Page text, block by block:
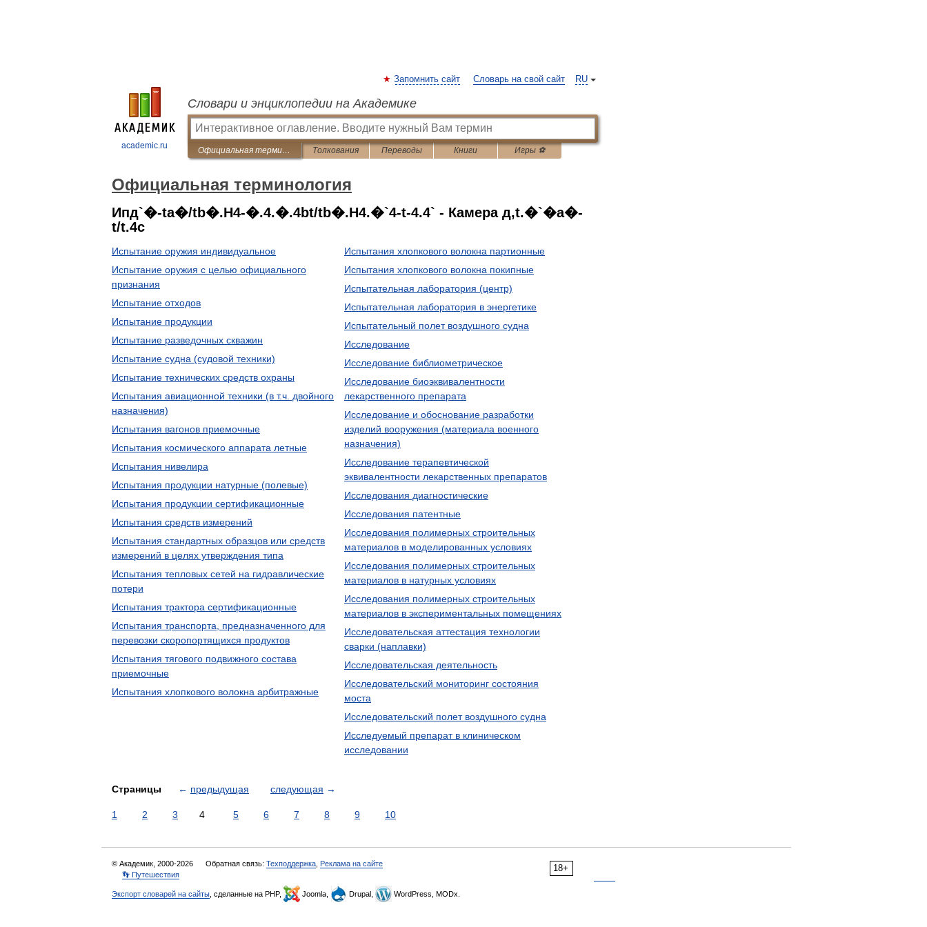
academic.ru
RU
Запомнить сайт Словарь на свой сайт
Словари и энциклопедии на Академике
Официальная терминология Толкования Переводы Книги Игры ⚽
Официальная терминология
Ипд`�-ta�/tb�.H4-�.4.�.4bt/tb�.H4.�`4-t-4.4` - Камера д,t.�`�a�-
t/t.4c
Испытание оружия индивидуальное
Испытание оружия с целью официального
признания
Испытание отходов
Испытание продукции
Испытание разведочных скважин
Испытание судна (судовой техники)
Испытание технических средств охраны
Испытания авиационной техники (в т.ч. двойного
назначения)
Испытания вагонов приемочные
Испытания космического аппарата летные
Испытания нивелира
Испытания продукции натурные (полевые)
Испытания продукции сертификационные
Испытания средств измерений
Испытания стандартных образцов или средств
измерений в целях утверждения типа
Испытания тепловых сетей на гидравлические
потери
Испытания трактора сертификационные
Испытания транспорта, предназначенного для
перевозки скоропортящихся продуктов
Испытания тягового подвижного состава
приемочные
Испытания хлопкового волокна арбитражные
Испытания хлопкового волокна партионные
Испытания хлопкового волокна покипные
Испытательная лаборатория (центр)
Испытательная лаборатория в энергетике
Испытательный полет воздушного судна
Исследование
Исследование библиометрическое
Исследование биоэквивалентности
лекарственного препарата
Исследование и обоснование разработки
изделий вооружения (материала военного
назначения)
Исследование терапевтической
эквивалентности лекарственных препаратов
Исследования диагностические
Исследования патентные
Исследования полимерных строительных
материалов в моделированных условиях
Исследования полимерных строительных
материалов в натурных условиях
Исследования полимерных строительных
материалов в экспериментальных помещениях
Исследовательская аттестация технологии
сварки (наплавки)
Исследовательская деятельность
Исследовательский мониторинг состояния
моста
Исследовательский полет воздушного судна
Исследуемый препарат в клиническом
исследовании
Страницы ← предыдущая следующая →
1 2 3 4 5 6 7 8 9 10
18+
© Академик, 2000-2026 Обратная связь: Техподдержка Реклама на сайте
👣 Путешествия
Экспорт словарей на сайты , сделанные на PHP, Joomla, Drupal, WordPress, MODx.